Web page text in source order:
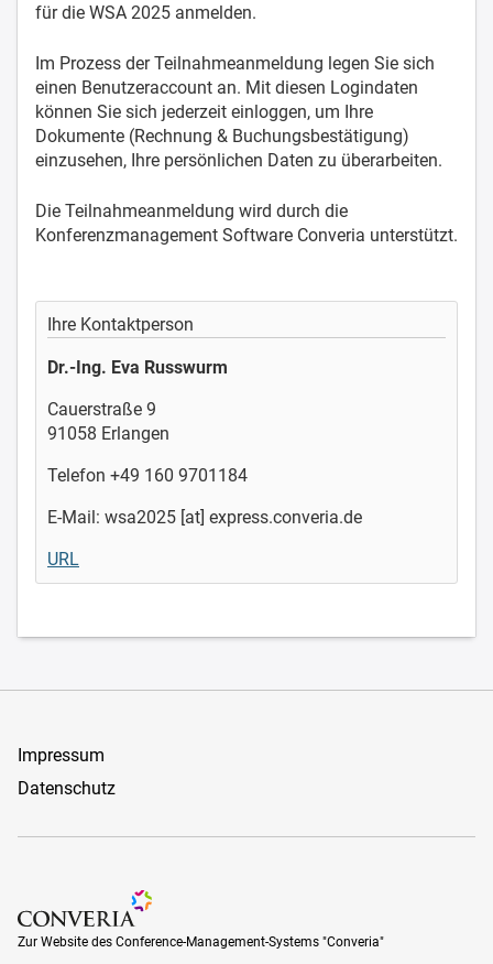
für die WSA 2025 anmelden.
Im Prozess der Teilnahmeanmeldung legen Sie sich
einen Benutzeraccount an. Mit diesen Logindaten
können Sie sich jederzeit einloggen, um Ihre
Dokumente (Rechnung & Buchungsbestätigung)
einzusehen, Ihre persönlichen Daten zu überarbeiten.
Die Teilnahmeanmeldung wird durch die
Konferenzmanagement Software Converia unterstützt.
Ihre Kontaktperson
Dr.-Ing. Eva Russwurm
Cauerstraße 9
91058 Erlangen
Telefon +49 160 9701184
E-Mail: wsa2025 [at] express.converia.de
URL
Impressum
Datenschutz
Zur Website des Conference-Management-Systems
Zur Website des Conference-Management-Systems "Converia"